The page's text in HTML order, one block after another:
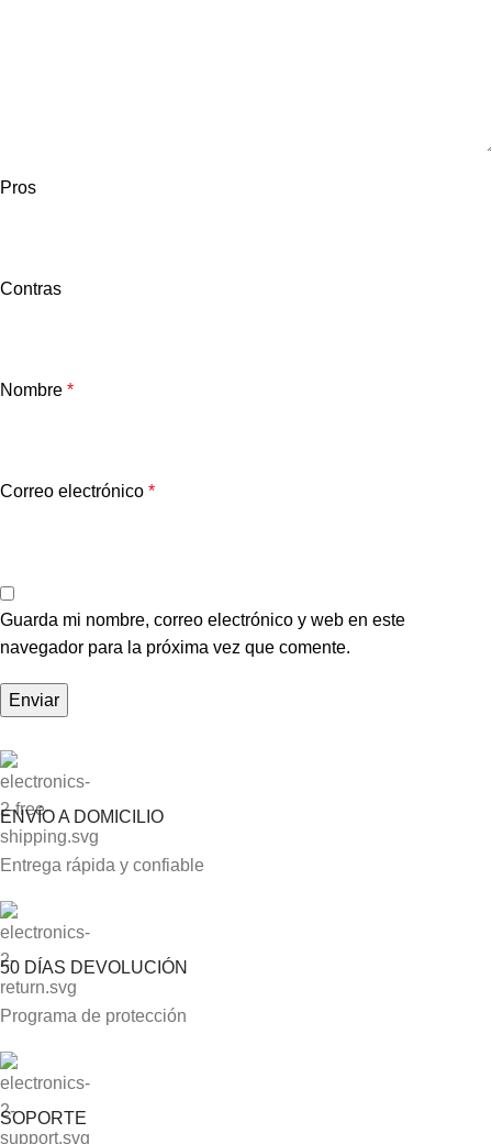
Pros
Contras
Nombre *
Correo electrónico *
Guarda mi nombre, correo electrónico y web en este
navegador para la próxima vez que comente.
ENVÍO A DOMICILIO
Entrega rápida y confiable
50 DÍAS DEVOLUCIÓN
Programa de protección
SOPORTE